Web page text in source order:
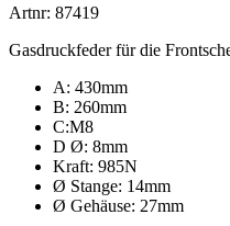
Artnr: 87419
Gasdruckfeder für die
A: 430mm
B: 260mm
C:M8
D Ø: 8mm
Kraft: 985N
Ø Stange: 14mm
Ø Gehäuse: 27mm